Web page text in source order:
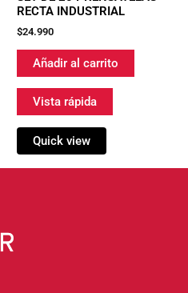
RECTA INDUSTRIAL
$24.990
Añadir al carrito
Vista rápida
Quick view